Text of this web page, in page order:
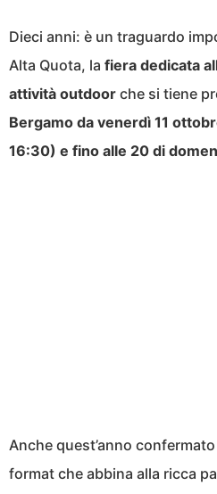
Dieci anni: è un traguardo
Alta Quota, la fiera dedicata
attività outdoor che si tiene
Bergamo da venerdì 11
16:30) e fino alle 20 di
Anche quest’anno confermato
format che abbina alla ricca